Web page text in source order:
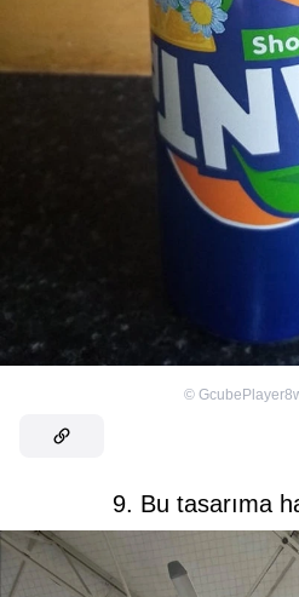
©
9. Bu tasarıma